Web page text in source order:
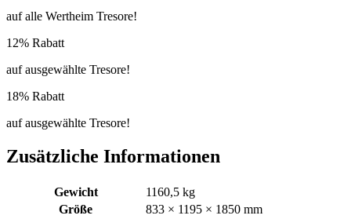
auf alle Wertheim Tresore!
12% Rabatt
auf ausgewählte Tresore!
18% Rabatt
auf ausgewählte Tresore!
Zusätzliche Informationen
Gewicht
1160,5 kg
Größe
833 × 1195 × 1850 mm